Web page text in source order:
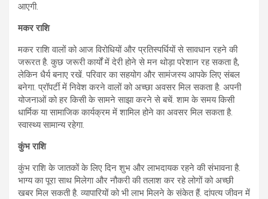
आएगी.
मकर राशि
मकर राशि वालों को आज विरोधियों और प्रतिस्पर्धियों से सावधान रहने की
जरूरत है. कुछ जरूरी कार्यों में देरी होने से मन थोड़ा परेशान रह सकता है,
लेकिन धैर्य बनाए रखें. परिवार का सहयोग और सामंजस्य आपके लिए संबल
बनेगा. प्रॉपर्टी में निवेश करने वालों को अच्छा अवसर मिल सकता है. अपनी
योजनाओं को हर किसी के सामने साझा करने से बचें. शाम के समय किसी
धार्मिक या सामाजिक कार्यक्रम में शामिल होने का अवसर मिल सकता है.
स्वास्थ्य सामान्य रहेगा.
कुंभ राशि
कुंभ राशि के जातकों के लिए दिन शुभ और लाभदायक रहने की संभावना है.
भाग्य का पूरा साथ मिलेगा और नौकरी की तलाश कर रहे लोगों को अच्छी
खबर मिल सकती है. व्यापारियों को भी लाभ मिलने के संकेत हैं. दांपत्य जीवन में